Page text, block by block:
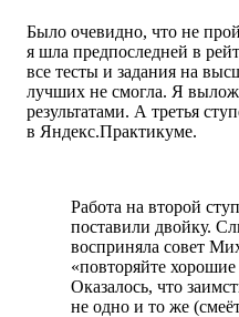
Было очевидно, что не
я шла предпоследней в
все тесты и задания на
лучших не смогла. Я
результатами. А третья
в Яндекс.Практикуме.
Работа на второй
поставили двойку.
восприняла совет
«повторяйте
Оказалось, что
не одно и то же